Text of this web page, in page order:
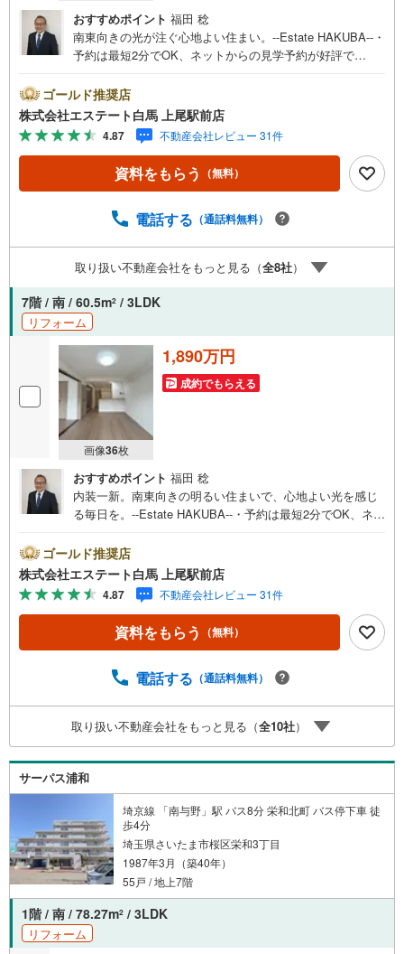
おすすめポイント 福田 稔
南東向きの光が注ぐ心地よい住まい。--Estate HAKUBA--・
予約は最短2分でOK、ネットからの見学予約が好評で
す。・1階部分の住戸です。階段の移動がなく生活もスムー
ズ。・西部総合病院まで約350m。もしもの時も安心で
す。・宅配ボックス完備。荷物の受取りも時間を気にせず
楽々。・【リノベーション内容（2026年3月完了）】・浴
室、キッチン、トイレ、洗面、給湯器、内装全面。・水回
り設備を一新。Public Relations ----◇弊社は中古設備にも
応可能な体制でお待ちしてます。◇提携FPへの無料個別相
ション物件。350m先に病院があり、万一の際も心強い住環
境が整っています。
ゴールド推奨店
株式会社エステート白馬 上尾駅前店
4.87 不動産会社レビュー 31件
資料をもらう （無料）
電話する （通話料無料）
取り扱い不動産会社をもっと見る（全8社）
7階 / 南 / 60.5m2 / 3LDK
リフォーム
画像36枚
1,890万円
成約でもらえる
おすすめポイント 福田 稔
内装一新。南東向きの明るい住まいで、心地よい光を感じ
る毎日を。--Estate HAKUBA--・予約は最短2分でOK、ネッ
m。家族の健康を見守る心強い立地。・エレベーター停止
階につき、重い荷物がある日も移動が快適。【リフォーム
内容（2026年1月完了）】・キッチン、浴室、洗面、トイ
レ交換。給排水管も更新済み。・全室クロスと床を張替。
清掃も終え、すぐの新生活が可能です。Public Relations ---
-◇弊社は中古設備にも修理サービスを無料で付保します。
◇ワンストップでご対応可能な体制でお待ちしてます。◇
一新された住まいで新生活を。約350mに病院があり、万一
の際も心強い環境が整っています。
ゴールド推奨店
株式会社エステート白馬 上尾駅前店
4.87 不動産会社レビュー 31件
資料をもらう （無料）
電話する （通話料無料）
取り扱い不動産会社をもっと見る（全10社）
サーパス浦和
埼京線 「南与野」駅 バス8分 栄和北町 バス停下車 徒
歩4分
埼玉県さいたま市桜区栄和3丁目
1987年3月（築40年）
55戸 / 地上7階
1階 / 南 / 78.27m2 / 3LDK
リフォーム